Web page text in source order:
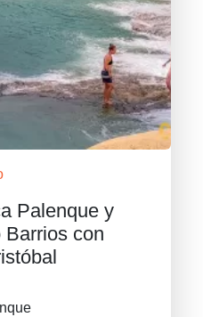
Palenque y
Barrios con